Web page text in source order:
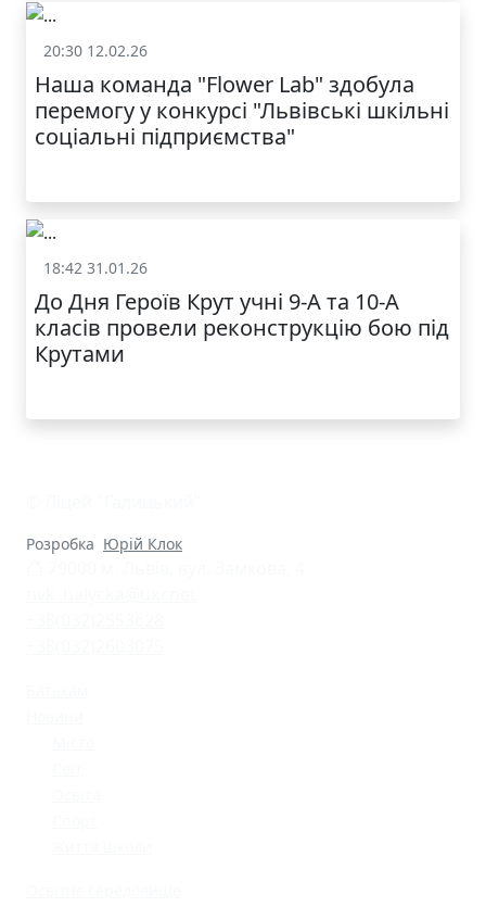
20:30 12.02.26
Наша команда "Flower Lab" здобула
перемогу у конкурсі "Львівські шкільні
соціальні підприємства"
18:42 31.01.26
До Дня Героїв Крут учні 9-А та 10-А
класів провели реконструкцію бою під
Крутами
Розробка Юрій Клок